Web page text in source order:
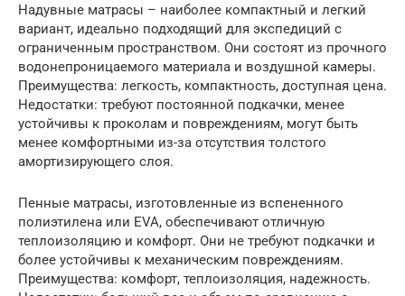
Надувные матрасы – наиболее компактный и легкий
вариант, идеально подходящий для экспедиций с
ограниченным пространством. Они состоят из прочного
водонепроницаемого материала и воздушной камеры.
Преимущества: легкость, компактность, доступная цена.
Недостатки: требуют постоянной подкачки, менее
устойчивы к проколам и повреждениям, могут быть
менее комфортными из-за отсутствия толстого
амортизирующего слоя.
Пенные матрасы, изготовленные из вспененного
полиэтилена или EVA, обеспечивают отличную
теплоизоляцию и комфорт. Они не требуют подкачки и
более устойчивы к механическим повреждениям.
Преимущества: комфорт, теплоизоляция, надежность.